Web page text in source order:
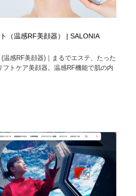
（温感RF美顔器） | SALONIA
温感RF美顔器)｜まるでエステ、たった
フトケア美顔器。温感RF機能で肌の内